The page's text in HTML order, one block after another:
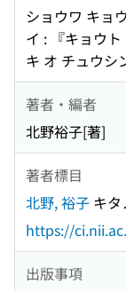
ショウワ キョ
イ : 『キョウ
キ オ チュウシ
著者・編者
北野裕子[著]
著者標目
北野, 裕子 キタ
https://
出版事項